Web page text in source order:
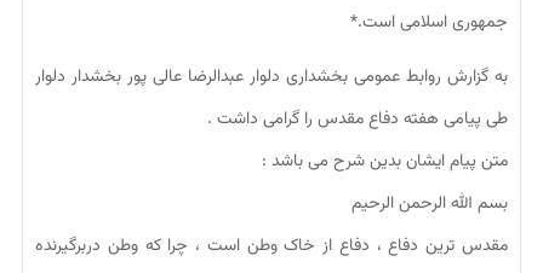
جمهوری اسلامی است.*
به گزارش روابط عمومی بخشداری دلوار عبدالرضا عالی پور بخشدار دلوار
طی پیامی هفته دفاع مقدس را گرامی داشت .
متن پیام ایشان بدین شرح می باشد :
بسم الله الرحمن الرحیم
مقدس ترین دفاع ، دفاع از خاک وطن است ، چرا که وطن دربرگیرنده